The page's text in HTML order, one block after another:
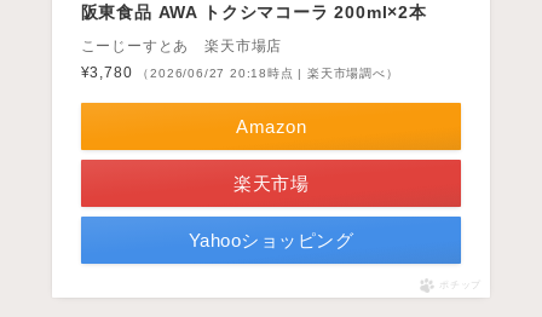
阪東食品 AWA トクシマコーラ 200ml×2本
こーじーすとあ 楽天市場店
¥3,780
（2026/06/27 20:18時点 | 楽天市場調べ）
Amazon
楽天市場
Yahooショッピング
ポチップ